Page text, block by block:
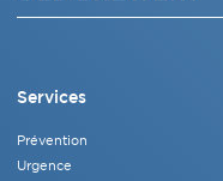
Services
Prévention
Urgence